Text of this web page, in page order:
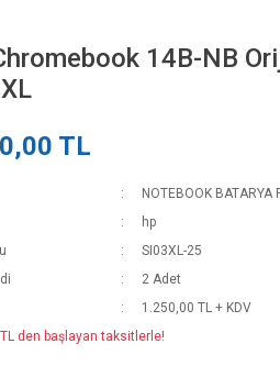
14B-NB
TL
NOTEBOOK BATARYA
hp
SI03XL-25
2 Adet
1.250,00 TL + KDV
den başlayan taksitlerle!